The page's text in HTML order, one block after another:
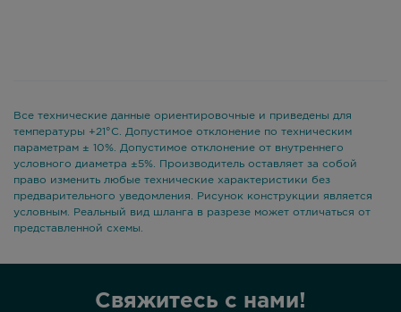
Все технические данные ориентировочные и приведены для
температуры +21°С. Допустимое отклонение по техническим
параметрам ± 10%. Допустимое отклонение от внутреннего
условного диаметра ±5%. Производитель оставляет за собой
право изменить любые технические характеристики без
предварительного уведомления. Рисунок конструкции является
условным. Реальный вид шланга в разрезе может отличаться от
представленной схемы.
Свяжитесь с нами!